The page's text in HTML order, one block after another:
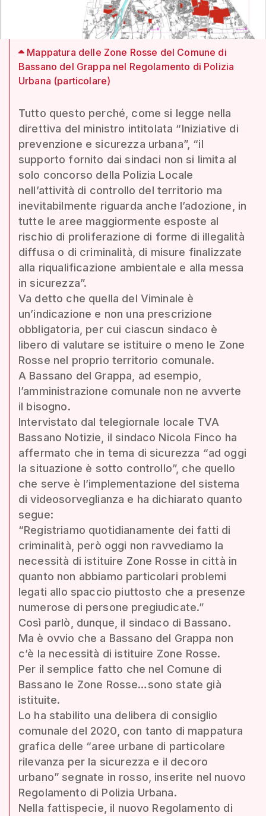
Mappatura delle Zone Rosse del Comune di
Bassano del Grappa nel Regolamento di Polizia
Urbana (particolare)
Tutto questo perché, come si legge nella
direttiva del ministro intitolata “Iniziative di
prevenzione e sicurezza urbana”, “il
supporto fornito dai sindaci non si limita al
solo concorso della Polizia Locale
nell’attività di controllo del territorio ma
inevitabilmente riguarda anche l’adozione, in
tutte le aree maggiormente esposte al
rischio di proliferazione di forme di illegalità
diffusa o di criminalità, di misure finalizzate
alla riqualificazione ambientale e alla messa
in sicurezza”.
Va detto che quella del Viminale è
un’indicazione e non una prescrizione
obbligatoria, per cui ciascun sindaco è
libero di valutare se istituire o meno le Zone
Rosse nel proprio territorio comunale.
A Bassano del Grappa, ad esempio,
l’amministrazione comunale non ne avverte
il bisogno.
Intervistato dal telegiornale locale TVA
Bassano Notizie, il sindaco Nicola Finco ha
affermato che in tema di sicurezza “ad oggi
la situazione è sotto controllo”, che quello
che serve è l’implementazione del sistema
di videosorveglianza e ha dichiarato quanto
segue:
“Registriamo quotidianamente dei fatti di
criminalità, però oggi non ravvediamo la
necessità di istituire Zone Rosse in città in
quanto non abbiamo particolari problemi
legati allo spaccio piuttosto che a presenze
numerose di persone pregiudicate.”
Così parlò, dunque, il sindaco di Bassano.
Ma è ovvio che a Bassano del Grappa non
c’è la necessità di istituire Zone Rosse.
Per il semplice fatto che nel Comune di
Bassano le Zone Rosse…sono state già
istituite.
Lo ha stabilito una delibera di consiglio
comunale del 2020, con tanto di mappatura
grafica delle “aree urbane di particolare
rilevanza per la sicurezza e il decoro
urbano” segnate in rosso, inserite nel nuovo
Regolamento di Polizia Urbana.
Nella fattispecie, il nuovo Regolamento di